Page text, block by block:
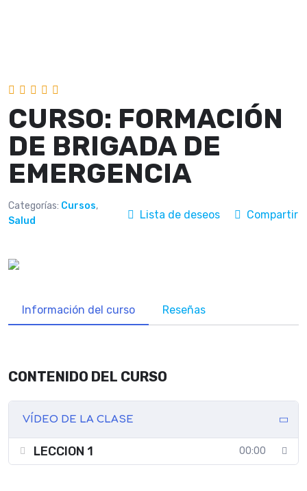
CURSO: FORMACIÓN
DE BRIGADA DE
EMERGENCIA
Categorías: Cursos,
Salud
Lista de deseos Compartir
Información del curso Reseñas
CONTENIDO DEL CURSO
VÍDEO DE LA CLASE
LECCION 1 00:00